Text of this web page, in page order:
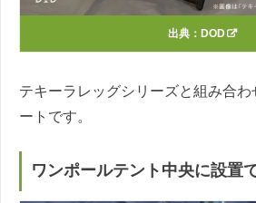
出典： DOD
テキーラレッグシリーズと組み合
ートです。
ワンポールテント中央に設置